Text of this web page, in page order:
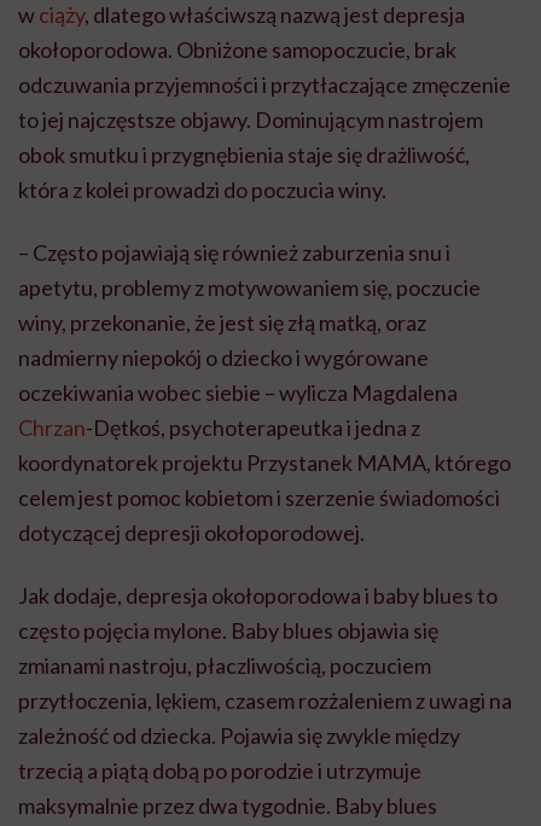
wciąży, dlatego właściwszą nazwą jest depresja
okołoporodowa. Obniżone samopoczucie, brak
odczuwania przyjemności i przytłaczające zmęczenie
to jej najczęstsze objawy. Dominującym nastrojem
obok smutku i przygnębienia staje się drażliwość,
która z kolei prowadzi do poczucia winy.
– Często pojawiają się również zaburzenia snu i
apetytu, problemy z motywowaniem się, poczucie
winy, przekonanie, że jest się złą matką, oraz
nadmierny niepokój o dziecko i wygórowane
oczekiwania wobec siebie – wylicza Magdalena
Chrzan-Dętkoś, psychoterapeutka i jedna z
koordynatorek projektu Przystanek MAMA, którego
celem jest pomoc kobietom i szerzenie świadomości
dotyczącej depresji okołoporodowej.
Jak dodaje, depresja okołoporodowa i baby blues to
często pojęcia mylone. Baby blues objawia się
zmianami nastroju, płaczliwością, poczuciem
przytłoczenia, lękiem, czasem rozżaleniem z uwagi na
zależność od dziecka. Pojawia się zwykle między
trzecią a piątą dobą po porodzie i utrzymuje
maksymalnie przez dwa tygodnie. Baby blues